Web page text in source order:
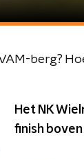
berg?
Het NK
finish